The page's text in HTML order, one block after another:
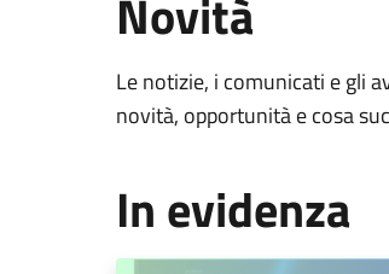
Novità
Le notizie, i comunicati e gli
novità, opportunità e cosa
In evidenza